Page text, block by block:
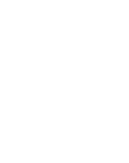
menu pour la catégorie
sous-menu pour la
menu pour la
menu pour la